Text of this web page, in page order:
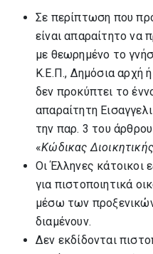
Σε περίπτωση που
είναι απαραίτητο να
με θεωρημένο το
Κ.Ε.Π., Δημόσια αρχή
δεν προκύπτει το
απαραίτητη
την παρ. 3 του
«Κώδικας
Οι Έλληνες κάτοικοι
για πιστοποιητικά
μέσω των
διαμένουν.
Δεν εκδίδονται